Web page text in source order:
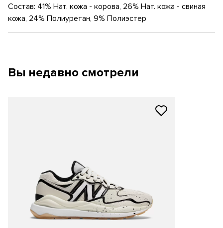
интересной деталью коллаборационной модели стала
прозрачная подметка.
Состав: 41% Нат. кожа - корова, 26% Нат. кожа - свиная
кожа, 24% Полиуретан, 9% Полиэстер
Вы недавно смотрели